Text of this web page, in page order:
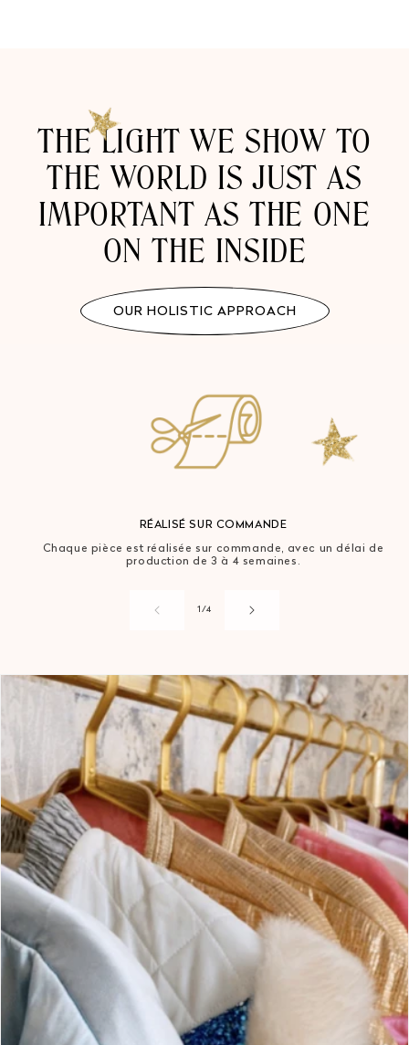
THE LIGHT WE SHOW TO
THE WORLD IS JUST AS
IMPORTANT AS THE ONE
ON THE INSIDE
OUR HOLISTIC APPROACH
RÉALISÉ SUR COMMANDE
Chaque pièce est réalisée sur commande, avec un délai de
production de 3 à 4 semaines.
1/de
4